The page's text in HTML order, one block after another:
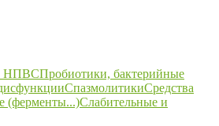
НПВСПробиотики, бактерийные
СпазмолитикиСредства
(ферменты...)Слабительные и